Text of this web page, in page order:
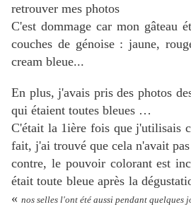
retrouver mes photos
C'est dommage car mon gâteau
couches de génoise : jaune,
cream bleue...
En plus, j'avais pris des photos
qui étaient toutes bleues …
C'était la 1ière fois que j'utilisais
fait, j'ai trouvé que cela n'avait
contre, le pouvoir colorant est
était toute bleue après la
« nos selles l'ont été aussi pendant quelques